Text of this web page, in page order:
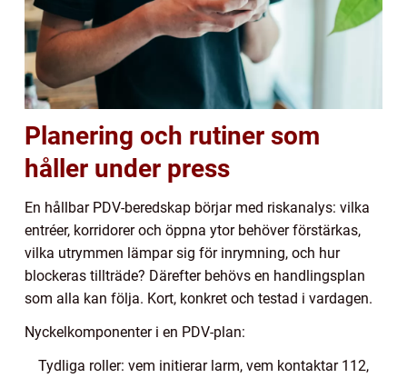
Planering och rutiner som
håller under press
En hållbar PDV-beredskap börjar med riskanalys: vilka
entréer, korridorer och öppna ytor behöver förstärkas,
vilka utrymmen lämpar sig för inrymning, och hur
blockeras tillträde? Därefter behövs en handlingsplan
som alla kan följa. Kort, konkret och testad i vardagen.
Nyckelkomponenter i en PDV-plan:
Tydliga roller: vem initierar larm, vem kontaktar 112,